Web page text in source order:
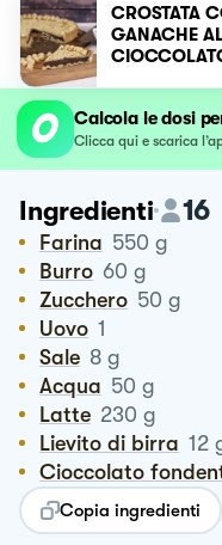
CROSTATA
GANACHE
Calcola le dosi
Clicca qui e scarica
Ingredienti 16
Farina 550 g
Burro 60 g
Zucchero 50 g
Uovo 1
Sale 8 g
Acqua 50 g
Latte 230 g
Lievito di birra 12
Cioccolato
Copia ingredienti